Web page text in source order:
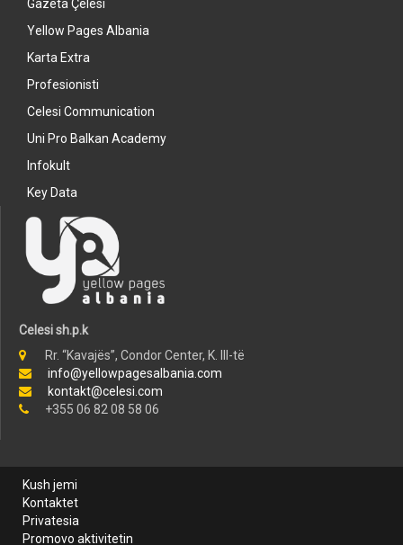
Gazeta Çelësi
Yellow Pages Albania
Karta Extra
Profesionisti
Celesi Communication
Uni Pro Balkan Academy
Infokult
Key Data
Celesi sh.p.k
Rr. “Kavajës”, Condor Center, K. III-të
info@yellowpagesalbania.com
kontakt@celesi.com
+355 06 82 08 58 06
Kush jemi
Kontaktet
Privatesia
Promovo aktivitetin